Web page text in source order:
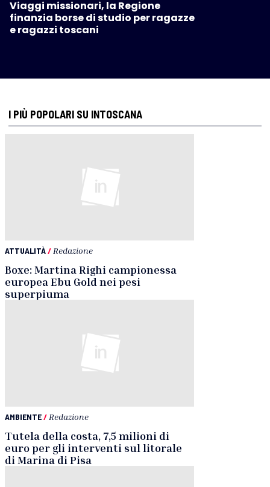
Viaggi missionari, la Regione
finanzia borse di studio per ragazze
e ragazzi toscani
I PIÙ POPOLARI SU INTOSCANA
ATTUALITÀ/ Redazione
Boxe: Martina Righi campionessa
europea Ebu Gold nei pesi
superpiuma
AMBIENTE/ Redazione
Tutela della costa, 7,5 milioni di
euro per gli interventi sul litorale
di Marina di Pisa